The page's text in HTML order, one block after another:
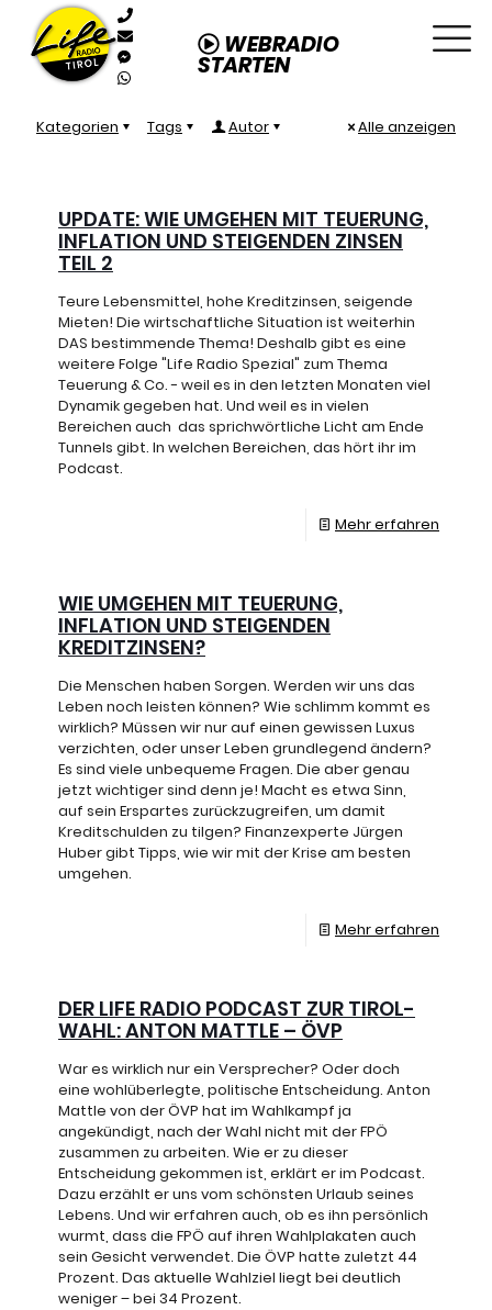
WEBRADIO
STARTEN
Kategorien Tags Autor Alle anzeigen
UPDATE: WIE UMGEHEN MIT TEUERUNG,
INFLATION UND STEIGENDEN ZINSEN
TEIL 2
Teure Lebensmittel, hohe Kreditzinsen, seigende
Mieten! Die wirtschaftliche Situation ist weiterhin
DAS bestimmende Thema! Deshalb gibt es eine
weitere Folge "Life Radio Spezial" zum Thema
Teuerung & Co. - weil es in den letzten Monaten viel
Dynamik gegeben hat. Und weil es in vielen
Bereichen auch das sprichwörtliche Licht am Ende
Tunnels gibt. In welchen Bereichen, das hört ihr im
Podcast.
Mehr erfahren
WIE UMGEHEN MIT TEUERUNG,
INFLATION UND STEIGENDEN
KREDITZINSEN?
Die Menschen haben Sorgen. Werden wir uns das
Leben noch leisten können? Wie schlimm kommt es
wirklich? Müssen wir nur auf einen gewissen Luxus
verzichten, oder unser Leben grundlegend ändern?
Es sind viele unbequeme Fragen. Die aber genau
jetzt wichtiger sind denn je! Macht es etwa Sinn,
auf sein Erspartes zurückzugreifen, um damit
Kreditschulden zu tilgen? Finanzexperte Jürgen
Huber gibt Tipps, wie wir mit der Krise am besten
umgehen.
Mehr erfahren
DER LIFE RADIO PODCAST ZUR TIROL-
WAHL: ANTON MATTLE – ÖVP
War es wirklich nur ein Versprecher? Oder doch
eine wohlüberlegte, politische Entscheidung. Anton
Mattle von der ÖVP hat im Wahlkampf ja
angekündigt, nach der Wahl nicht mit der FPÖ
zusammen zu arbeiten. Wie er zu dieser
Entscheidung gekommen ist, erklärt er im Podcast.
Dazu erzählt er uns vom schönsten Urlaub seines
Lebens. Und wir erfahren auch, ob es ihn persönlich
wurmt, dass die FPÖ auf ihren Wahlplakaten auch
sein Gesicht verwendet. Die ÖVP hatte zuletzt 44
Prozent. Das aktuelle Wahlziel liegt bei deutlich
weniger – bei 34 Prozent.